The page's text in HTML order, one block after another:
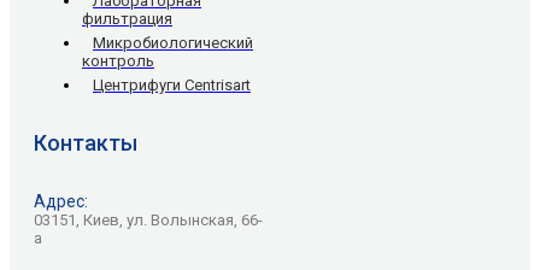
фильтрация
Микробиологический
контроль
Центрифуги Centrisart
Контакты
Адрес:
03151, Киев, ул. Волынская, 66-
а